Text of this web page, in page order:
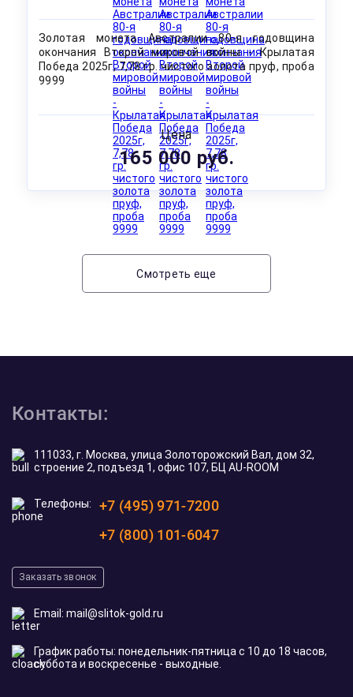
Золотая монета Австралии 80-я годовщина
окончания Второй мировой войны - Крылатая
Победа 2025г, 7,78 гр. чистого золота пруф, проба
9999
Цена
165 000 руб.
Смотреть еще
Контакты:
111033, г. Москва, улица Золоторожский Вал, дом 32,
строение 2, подъезд 1, офис 107, БЦ AU-ROOM
Телефоны:
+7 (495) 971-7200
+7 (800) 101-6047
Заказать звонок
Email: mail@slitok-gold.ru
График работы: понедельник-пятница с 10 до 18 часов,
суббота и воскресенье - выходные.